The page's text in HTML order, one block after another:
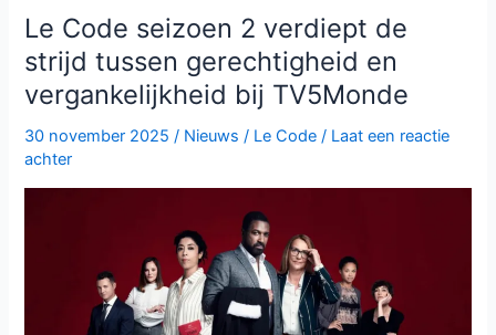
Le Code seizoen 2 verdiept de
strijd tussen gerechtigheid en
vergankelijkheid bij TV5Monde
30 november 2025/ Nieuws / Le Code / Laat een reactie
achter